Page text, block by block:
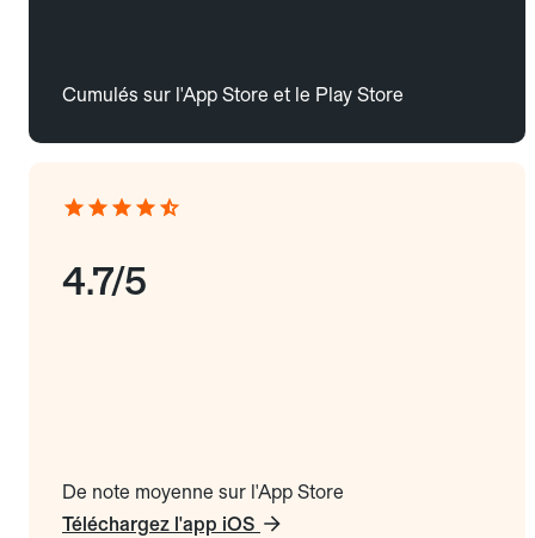
Cumulés sur l'App Store et le Play Store
4.7/5
De note moyenne sur l'App Store
Téléchargez l'app iOS